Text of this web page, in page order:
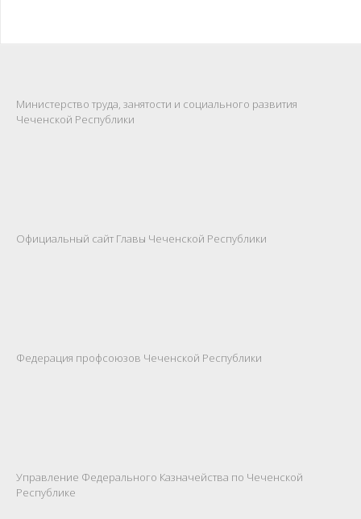
Министерство труда, занятости и социального развития
Чеченской Республики
Официальный сайт Главы Чеченской Республики
Федерация профсоюзов Чеченской Республики
Управление Федерального Казначейства по Чеченской
Республике